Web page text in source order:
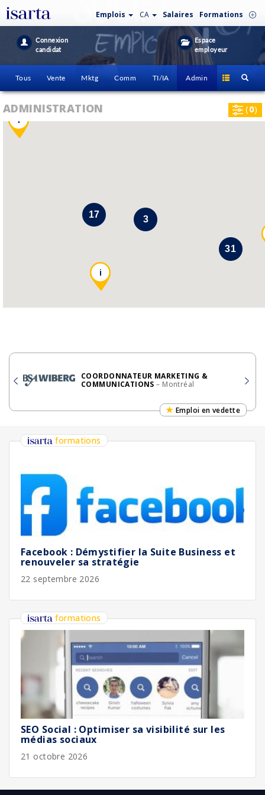
Emplois CA Salaires Formations
Connexion
candidat
Espace
employeur
Tous Vente Mktg Comm TI/IA Admin
ADMINISTRATION (0)
i
i
17 3
31
COORDONNATEUR MARKETING &
COMMUNICATIONS– Montréal
Emploi en vedette
formations
Facebook : Démystifier la Suite Business et
renouveler sa stratégie
22 septembre 2026
formations
SEO Social : Optimiser sa visibilité sur les
médias sociaux
21 octobre 2026